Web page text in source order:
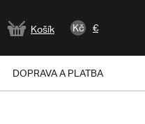
Košík Kč €
DOPRAVA A PLATBA